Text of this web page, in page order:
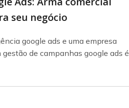
seu negócio
google ads e uma empresa
de campanhas google ads é